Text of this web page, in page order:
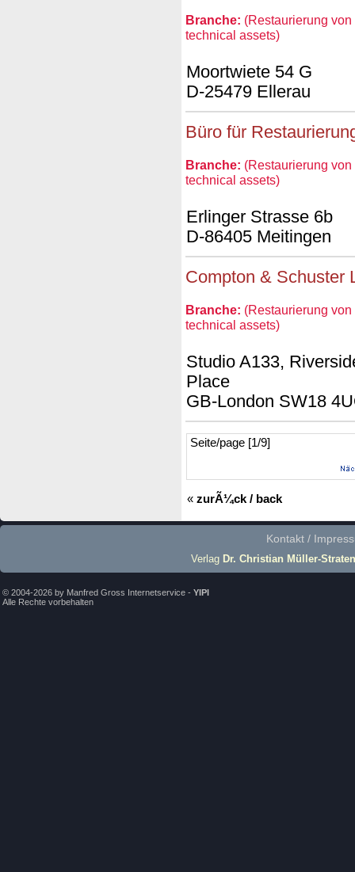
Branche: (Restaurierung
technical assets)
Moortwiete 54 G
D-25479 Ellerau
Büro für
Branche: (Restaurierung
technical assets)
Erlinger Strasse 6b
D-86405 Meitingen
Compton & Schuster
Branche: (Restaurierung
technical assets)
Studio A133,
Place
GB-London SW18
Seite/page [1/9]
« zurÃ¼ck / back
Kontakt /
Verlag Dr. Christian Müller-Straten
© 2004-2026 by Manfred Gross Internetservice - YIPI
Alle Rechte vorbehalten